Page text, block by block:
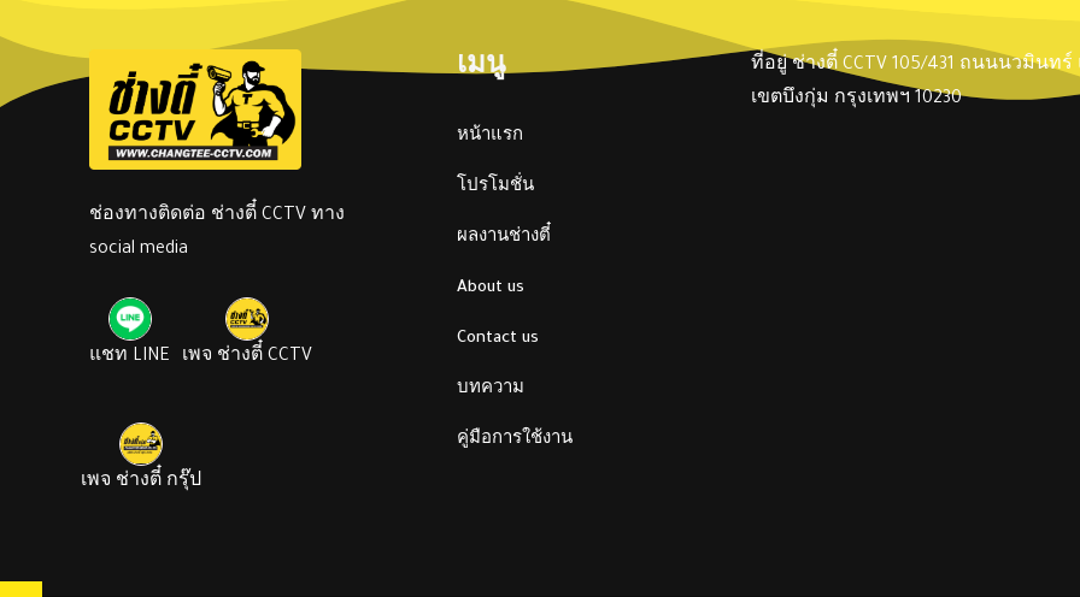
ช่องทางติดต่อ ช่างตี๋ CCTV ทาง
social media
แชท LINE เพจ ช่างตี๋ CCTV
เพจ ช่างตี๋ กรุ๊ป
เมนู
หน้าแรก
โปรโมชั่น
ผลงานช่างตี๋
About us
Contact us
บทความ
คู่มือการใช้งาน
ที่อยู่ ช่างตี๋ CCTV 105/431 ถนนนวมินท
เขตบึงกุ่ม กรุงเทพฯ 10230